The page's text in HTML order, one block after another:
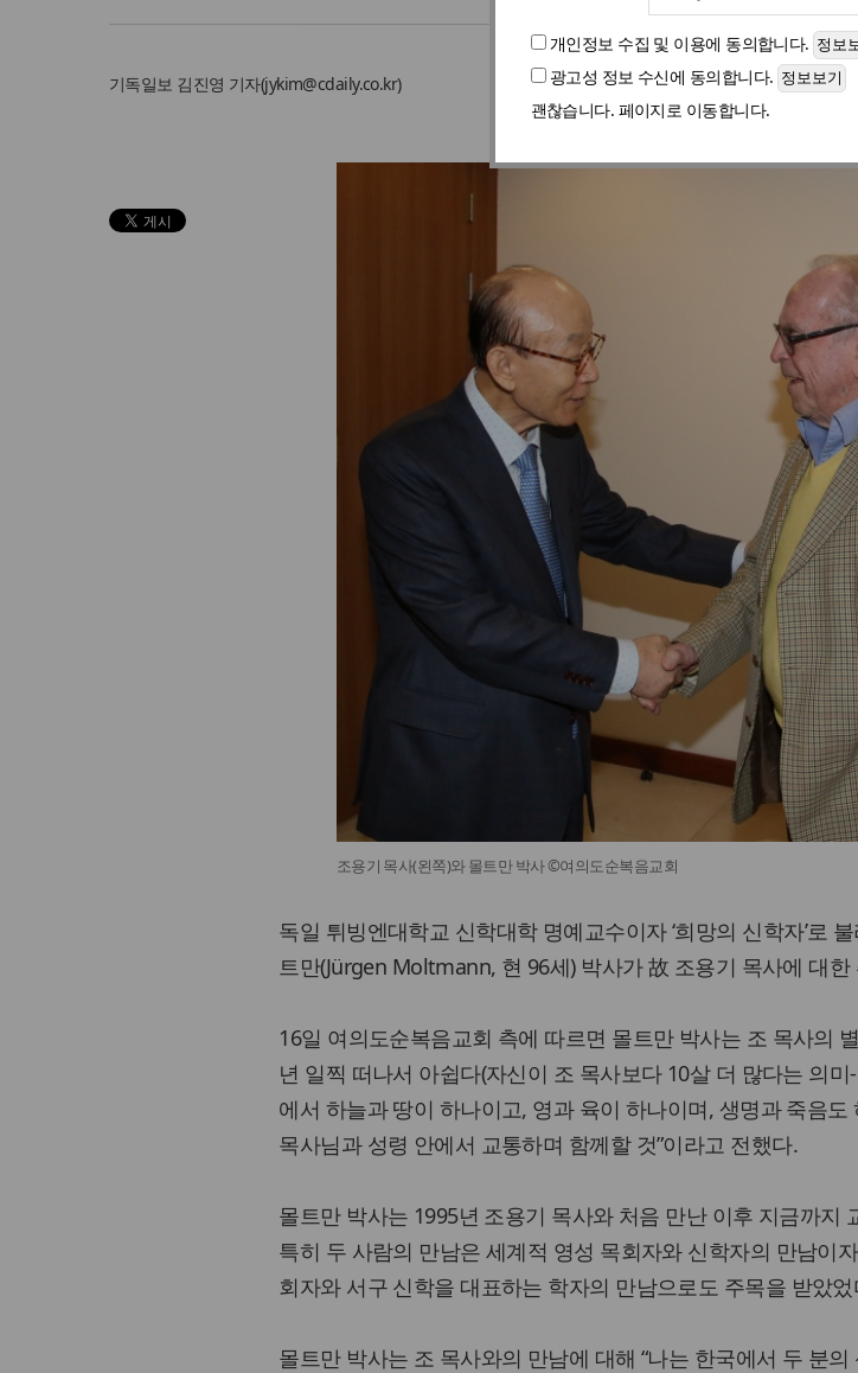
개인정보 수집 및 이용에 동의합니다.
광고성 정보 수신에 동의합니다.
괜찮습니다. 페이지로 이동합니다.
기독일보 김진영 기자(jykim@cdaily.co.kr)
조용기 목사(왼쪽)와 몰트만 박사 ©여의도순복음교회
독일 튀빙엔대학교 신학대학 명예교수이자 ‘희망의 신학자’로
트만(Jürgen Moltmann, 현 96세) 박사가 故 조용기 목사에 대
16일 여의도순복음교회 측에 따르면 몰트만 박사는 조 목사의
년 일찍 떠나서 아쉽다(자신이 조 목사보다 10살 더 많다는 의미
에서 하늘과 땅이 하나이고, 영과 육이 하나이며, 생명과 죽음도
목사님과 성령 안에서 교통하며 함께할 것”이라고 전했다.
몰트만 박사는 1995년 조용기 목사와 처음 만난 이후 지금까지
특히 두 사람의 만남은 세계적 영성 목회자와 신학자의 만남이
회자와 서구 신학을 대표하는 학자의 만남으로도 주목을 받았었
몰트만 박사는 조 목사와의 만남에 대해 “나는 한국에서 두 분